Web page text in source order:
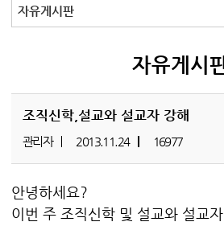
최근등록자료
자유게시판
자유게시
조직신학,설교와 설교자 강해
관리자 2013.11.24 16977
안녕하세요?
이번 주 조직신학 및 설교와 설교